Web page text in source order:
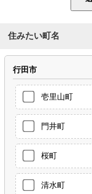
住みたい町名
行田市
壱里山町
門井町
桜町
清水町